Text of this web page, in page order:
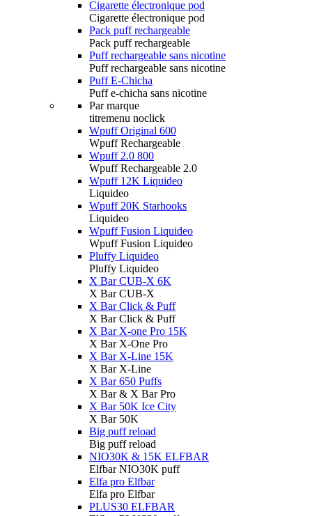
Cigarette électronique pod
Cigarette électronique pod
Pack puff rechargeable
Pack puff rechargeable
Puff rechargeable sans nicotine
Puff rechargeable sans nicotine
Puff E-Chicha
Puff e-chicha sans nicotine
Par marque
titremenu noclick
Wpuff Original 600
Wpuff Rechargeable
Wpuff 2.0 800
Wpuff Rechargeable 2.0
Wpuff 12K Liquideo
Liquideo
Wpuff 20K Starhooks
Liquideo
Wpuff Fusion Liquideo
Wpuff Fusion Liquideo
Pluffy Liquideo
Pluffy Liquideo
X Bar CUB-X 6K
X Bar CUB-X
X Bar Click & Puff
X Bar Click & Puff
X Bar X-one Pro 15K
X Bar X-One Pro
X Bar X-Line 15K
X Bar X-Line
X Bar 650 Puffs
X Bar & X Bar Pro
X Bar 50K Ice City
X Bar 50K
Big puff reload
Big puff reload
NIO30K & 15K ELFBAR
Elfbar NIO30K puff
Elfa pro Elfbar
Elfa pro Elfbar
PLUS30 ELFBAR